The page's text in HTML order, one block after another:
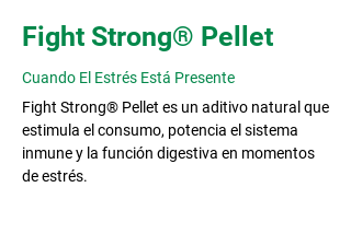
Fight Strong® Pellet
Cuando El Estrés Está Presente
Fight Strong® Pellet es un aditivo natural que
estimula el consumo, potencia el sistema
inmune y la función digestiva en momentos
de estrés.